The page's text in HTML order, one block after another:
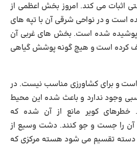
اثبات می کند. امروز بخش اعظمی از
است و در نواحی شرقی آن با تپه های
شده است. بخش های غربی آن
کرده است و هیچ گونه پوشش گیاهی
است و برای کشاورزی مناسب نیست. در
وجود ندارد و باعث شده این محیط
خطرهای کویر مانع از آن شده که
آن را جست و جو کنند. دشت وسیع از
تقسیم می شود هسته مرکزی که